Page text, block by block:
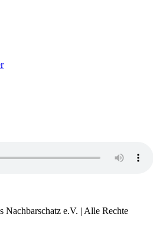
Nachbarschatz e.V. | Alle Rechte